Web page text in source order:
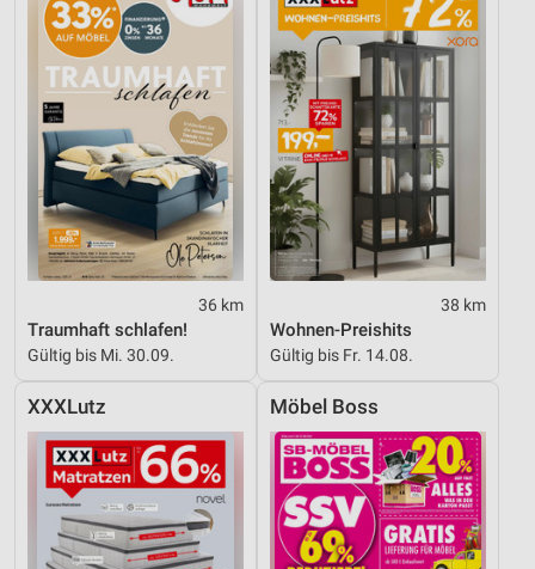
36 km
Traumhaft schlafen!
Gültig bis Mi. 30.09.
38 km
Wohnen-Preishits
Gültig bis Fr. 14.08.
XXXLutz Möbel Boss